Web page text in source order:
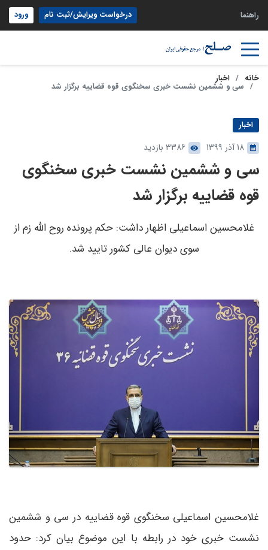
راهنما درخواست ویرایش/ثبت نام ورود
خانه اخبار
سی و ششمین نشست خبری سخنگوی قوه قضاییه برگزار شد
اخبار
18 آذر 1399 3386 بازدید
سی و ششمین نشست خبری سخنگوی
قوه قضاییه برگزار شد
غلامحسین اسماعیلی اظهار داشت: حکم پرونده روح الله زم از
سوی دیوان عالی کشور تایید شد.
غلامحسین اسماعیلی سخنگوی قوه قضاییه در سی و ششمین
نشست خبری خود در رابطه با این موضوع بیان کرد: حدود